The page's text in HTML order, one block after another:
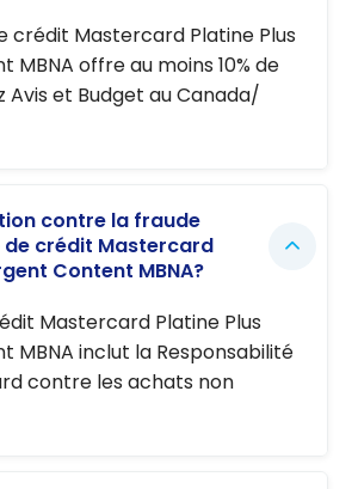
crédit Mastercard Platine Plus
MBNA offre au moins 10% de
Avis et Budget au Canada/
contre la fraude
crédit Mastercard
Content MBNA?
Mastercard Platine Plus
MBNA inclut la Responsabilité
contre les achats non